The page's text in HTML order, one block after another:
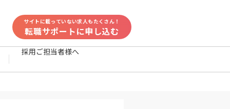
サイトに載っていない求人もたくさん！
転職サポートに申し込む
採用ご担当者様へ